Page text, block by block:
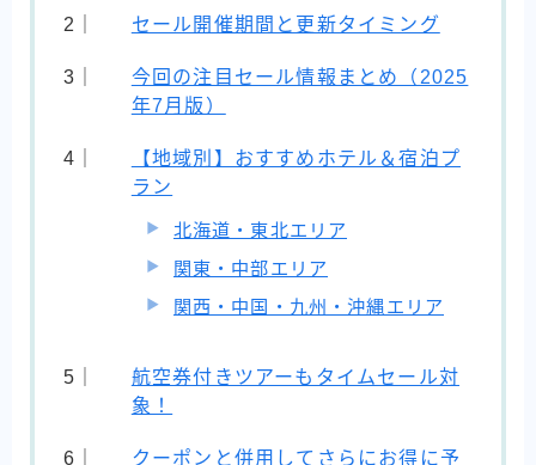
セール開催期間と更新タイミング
今回の注目セール情報まとめ（2025
年7月版）
【地域別】おすすめホテル＆宿泊プ
ラン
北海道・東北エリア
関東・中部エリア
関西・中国・九州・沖縄エリア
航空券付きツアーもタイムセール対
象！
クーポンと併用してさらにお得に予